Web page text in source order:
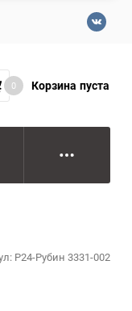
0 Корзина пуста
P24-Рубин 3331-002